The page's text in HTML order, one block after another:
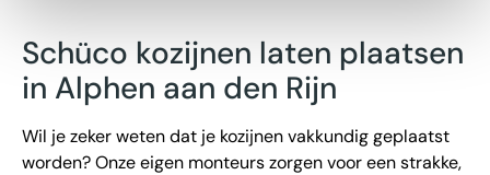
Schüco kozijnen laten plaatsen
in Alphen aan den Rijn
Wil je zeker weten dat je kozijnen vakkundig geplaatst
worden? Onze eigen monteurs zorgen voor een strakke,